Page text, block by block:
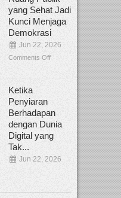
yang Sehat Jadi
Kunci Menjaga
Demokrasi
Jun 22, 2026
Comments Off
Ketika
Penyiaran
Berhadapan
dengan Dunia
Digital yang
Tak...
Jun 22, 2026